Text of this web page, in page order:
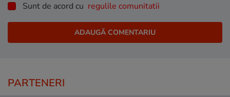
Sunt de acord cu regulile comunitatii
PARTENERI